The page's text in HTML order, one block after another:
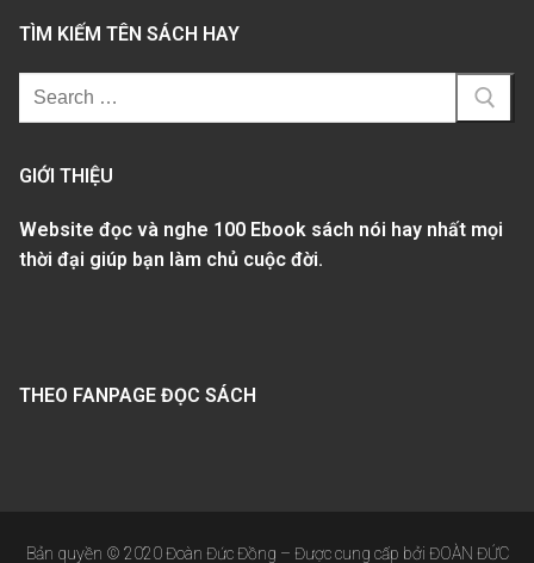
TÌM KIẾM TÊN SÁCH HAY
GIỚI THIỆU
Website đọc và nghe 100 Ebook sách nói hay nhất mọi
thời đại giúp bạn làm chủ cuộc đời.
THEO FANPAGE ĐỌC SÁCH
Bản quyền © 2020 Đoàn Đức Đồng – Được cung cấp bởi ĐOÀN ĐỨC